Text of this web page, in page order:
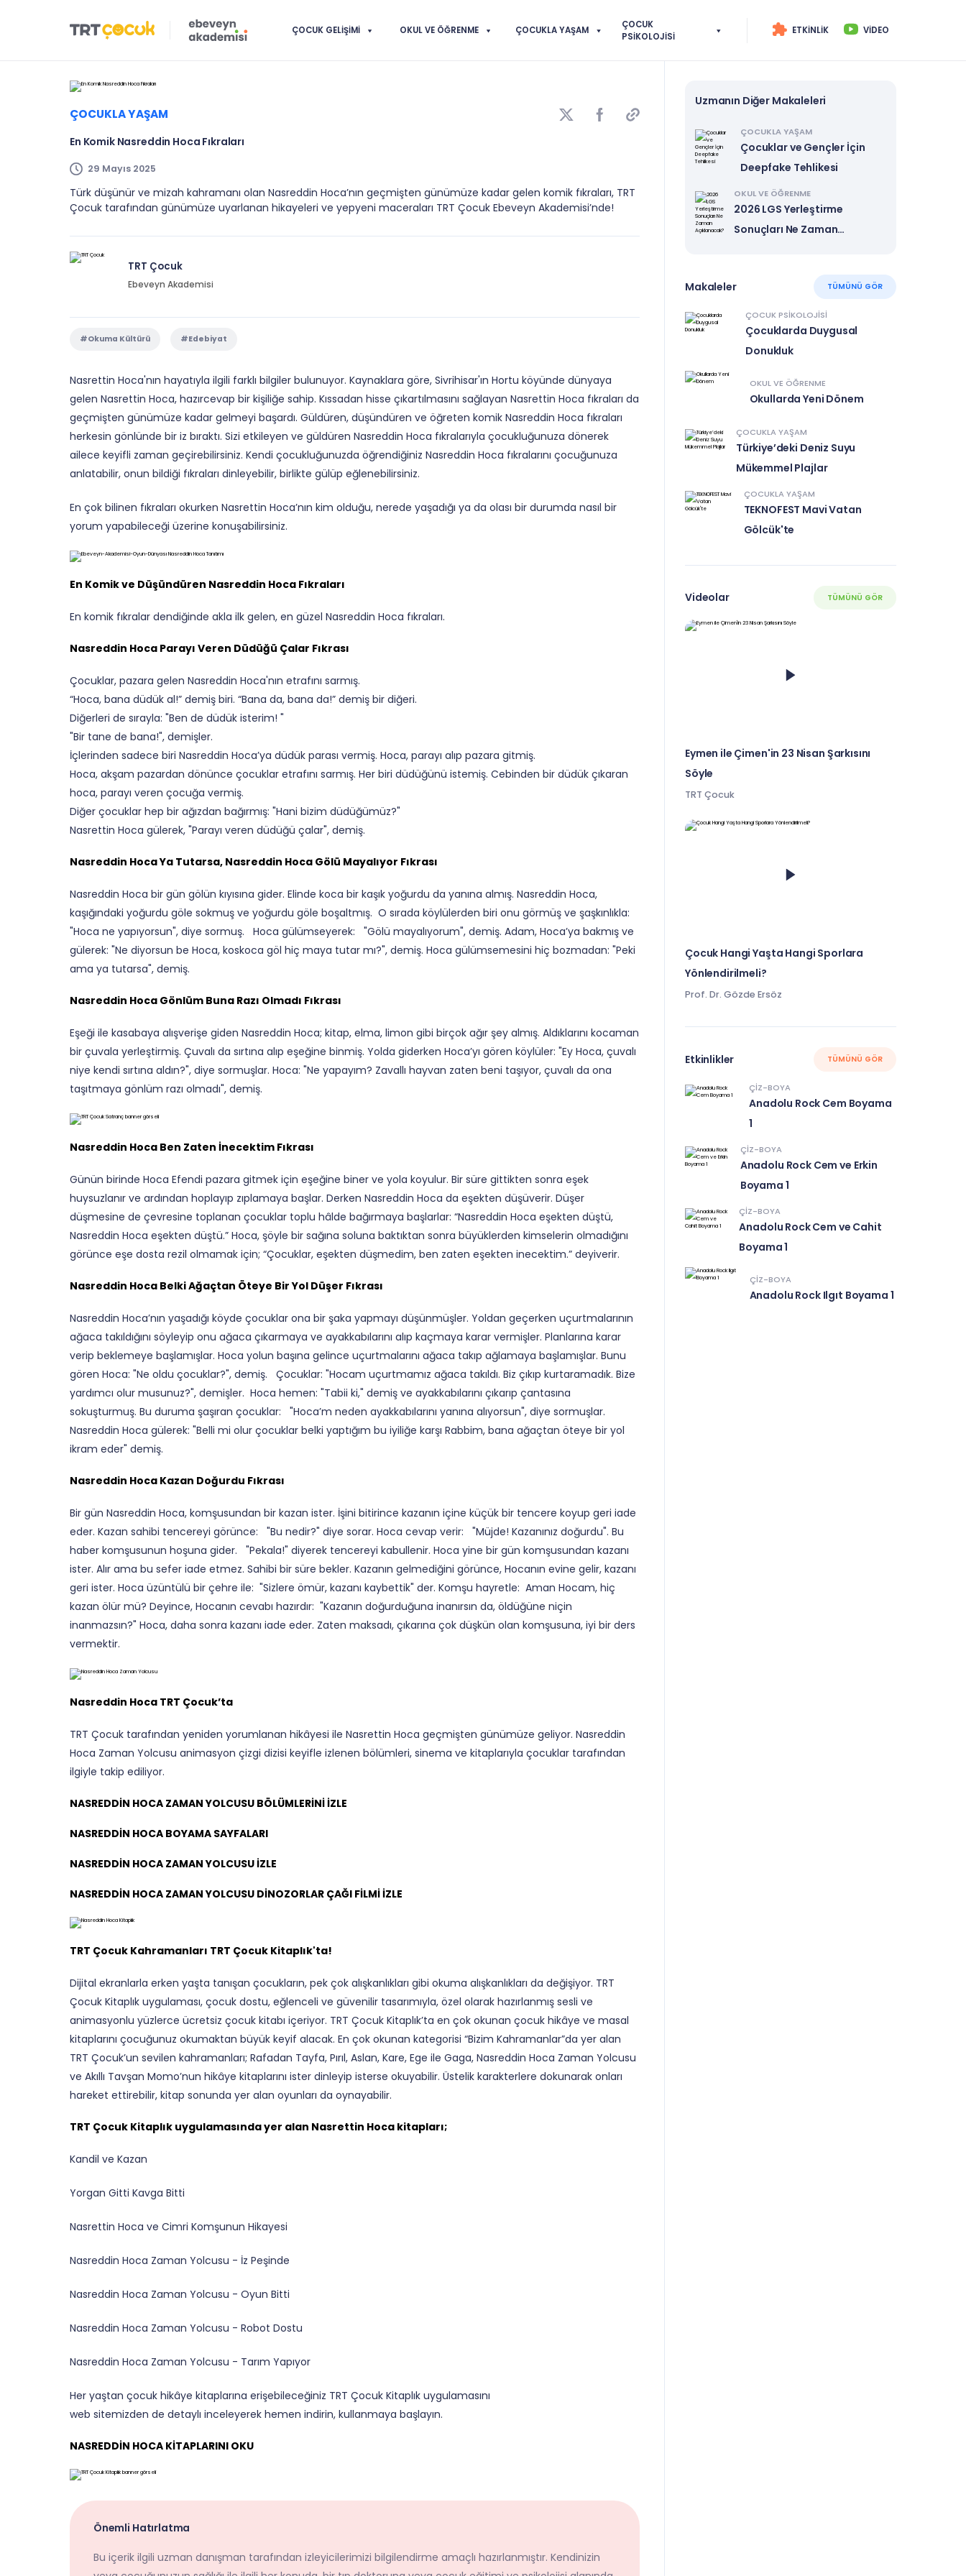
ÇOCUK GELIŞIMI OKUL VE ÖĞRENME ÇOCUKLA YAŞAM
ÇOCUK
PSIKOLOJISI
ETKINLIK VIDEO
ÇOCUKLA YAŞAM
En Komik Nasreddin Hoca Fıkraları
29 Mayıs 2025
Türk düşünür ve mizah kahramanı olan Nasreddin Hoca’nın geçmişten günümüze kadar gelen komik fıkraları, TRT
Çocuk tarafından günümüze uyarlanan hikayeleri ve yepyeni maceraları TRT Çocuk Ebeveyn Akademisi’nde!
TRT Çocuk
Ebeveyn Akademisi
#Okuma Kültürü #Edebiyat
Nasrettin Hoca'nın hayatıyla ilgili farklı bilgiler bulunuyor. Kaynaklara göre, Sivrihisar'ın Hortu köyünde dünyaya
gelen Nasrettin Hoca, hazırcevap bir kişiliğe sahip. Kıssadan hisse çıkartılmasını sağlayan Nasrettin Hoca fıkraları da
geçmişten günümüze kadar gelmeyi başardı. Güldüren, düşündüren ve öğreten komik Nasreddin Hoca fıkraları
herkesin gönlünde bir iz bıraktı. Sizi etkileyen ve güldüren Nasreddin Hoca fıkralarıyla çocukluğunuza dönerek
ailece keyifli zaman geçirebilirsiniz. Kendi çocukluğunuzda öğrendiğiniz Nasreddin Hoca fıkralarını çocuğunuza
anlatabilir, onun bildiği fıkraları dinleyebilir, birlikte gülüp eğlenebilirsiniz.
En çok bilinen fıkraları okurken Nasrettin Hoca’nın kim olduğu, nerede yaşadığı ya da olası bir durumda nasıl bir
yorum yapabileceği üzerine konuşabilirsiniz.
En Komik ve Düşündüren Nasreddin Hoca Fıkraları
En komik fıkralar dendiğinde akla ilk gelen, en güzel Nasreddin Hoca fıkraları.
Nasreddin Hoca Parayı Veren Düdüğü Çalar Fıkrası
Çocuklar, pazara gelen Nasreddin Hoca'nın etrafını sarmış.
“Hoca, bana düdük al!” demiş biri. “Bana da, bana da!” demiş bir diğeri.
Diğerleri de sırayla: "Ben de düdük isterim! "
"Bir tane de bana!", demişler.
İçlerinden sadece biri Nasreddin Hoca’ya düdük parası vermiş. Hoca, parayı alıp pazara gitmiş.
Hoca, akşam pazardan dönünce çocuklar etrafını sarmış. Her biri düdüğünü istemiş. Cebinden bir düdük çıkaran
hoca, parayı veren çocuğa vermiş.
Diğer çocuklar hep bir ağızdan bağırmış: "Hani bizim düdüğümüz?"
Nasrettin Hoca gülerek, "Parayı veren düdüğü çalar", demiş.
Nasreddin Hoca Ya Tutarsa, Nasreddin Hoca Gölü Mayalıyor Fıkrası
Nasreddin Hoca bir gün gölün kıyısına gider. Elinde koca bir kaşık yoğurdu da yanına almış. Nasreddin Hoca,
kaşığındaki yoğurdu göle sokmuş ve yoğurdu göle boşaltmış. O sırada köylülerden biri onu görmüş ve şaşkınlıkla:
"Hoca ne yapıyorsun", diye sormuş. Hoca gülümseyerek: "Gölü mayalıyorum", demiş. Adam, Hoca’ya bakmış ve
gülerek: "Ne diyorsun be Hoca, koskoca göl hiç maya tutar mı?", demiş. Hoca gülümsemesini hiç bozmadan: "Peki
ama ya tutarsa", demiş.
Nasreddin Hoca Gönlüm Buna Razı Olmadı Fıkrası
Eşeği ile kasabaya alışverişe giden Nasreddin Hoca; kitap, elma, limon gibi birçok ağır şey almış. Aldıklarını kocaman
bir çuvala yerleştirmiş. Çuvalı da sırtına alıp eşeğine binmiş. Yolda giderken Hoca’yı gören köylüler: "Ey Hoca, çuvalı
niye kendi sırtına aldın?", diye sormuşlar. Hoca: "Ne yapayım? Zavallı hayvan zaten beni taşıyor, çuvalı da ona
taşıtmaya gönlüm razı olmadı", demiş.
Nasreddin Hoca Ben Zaten İnecektim Fıkrası
Günün birinde Hoca Efendi pazara gitmek için eşeğine biner ve yola koyulur. Bir süre gittikten sonra eşek
huysuzlanır ve ardından hoplayıp zıplamaya başlar. Derken Nasreddin Hoca da eşekten düşüverir. Düşer
düşmesine de çevresine toplanan çocuklar toplu hâlde bağırmaya başlarlar: “Nasreddin Hoca eşekten düştü,
Nasreddin Hoca eşekten düştü.” Hoca, şöyle bir sağına soluna baktıktan sonra büyüklerden kimselerin olmadığını
görünce eşe dosta rezil olmamak için; “Çocuklar, eşekten düşmedim, ben zaten eşekten inecektim.” deyiverir.
Nasreddin Hoca Belki Ağaçtan Öteye Bir Yol Düşer Fıkrası
Nasreddin Hoca’nın yaşadığı köyde çocuklar ona bir şaka yapmayı düşünmüşler. Yoldan geçerken uçurtmalarının
ağaca takıldığını söyleyip onu ağaca çıkarmaya ve ayakkabılarını alıp kaçmaya karar vermişler. Planlarına karar
verip beklemeye başlamışlar. Hoca yolun başına gelince uçurtmalarını ağaca takıp ağlamaya başlamışlar. Bunu
gören Hoca: "Ne oldu çocuklar?", demiş. Çocuklar: "Hocam uçurtmamız ağaca takıldı. Biz çıkıp kurtaramadık. Bize
yardımcı olur musunuz?", demişler. Hoca hemen: "Tabii ki," demiş ve ayakkabılarını çıkarıp çantasına
sokuşturmuş. Bu duruma şaşıran çocuklar: "Hoca’m neden ayakkabılarını yanına alıyorsun", diye sormuşlar.
Nasreddin Hoca gülerek: "Belli mi olur çocuklar belki yaptığım bu iyiliğe karşı Rabbim, bana ağaçtan öteye bir yol
ikram eder" demiş.
Nasreddin Hoca Kazan Doğurdu Fıkrası
Bir gün Nasreddin Hoca, komşusundan bir kazan ister. İşini bitirince kazanın içine küçük bir tencere koyup geri iade
eder. Kazan sahibi tencereyi görünce: "Bu nedir?" diye sorar. Hoca cevap verir: "Müjde! Kazanınız doğurdu". Bu
haber komşusunun hoşuna gider. "Pekala!" diyerek tencereyi kabullenir. Hoca yine bir gün komşusundan kazanı
ister. Alır ama bu sefer iade etmez. Sahibi bir süre bekler. Kazanın gelmediğini görünce, Hocanın evine gelir, kazanı
geri ister. Hoca üzüntülü bir çehre ile: "Sizlere ömür, kazanı kaybettik" der. Komşu hayretle: Aman Hocam, hiç
kazan ölür mü? Deyince, Hocanın cevabı hazırdır: "Kazanın doğurduğuna inanırsın da, öldüğüne niçin
inanmazsın?" Hoca, daha sonra kazanı iade eder. Zaten maksadı, çıkarına çok düşkün olan komşusuna, iyi bir ders
vermektir.
Nasreddin Hoca TRT Çocuk’ta
TRT Çocuk tarafından yeniden yorumlanan hikâyesi ile Nasrettin Hoca geçmişten günümüze geliyor. Nasreddin
Hoca Zaman Yolcusu animasyon çizgi dizisi keyifle izlenen bölümleri, sinema ve kitaplarıyla çocuklar tarafından
ilgiyle takip ediliyor.
NASREDDİN HOCA ZAMAN YOLCUSU BÖLÜMLERİNİ İZLE
NASREDDİN HOCA BOYAMA SAYFALARI
NASREDDİN HOCA ZAMAN YOLCUSU İZLE
NASREDDİN HOCA ZAMAN YOLCUSU DİNOZORLAR ÇAĞI FİLMİ İZLE
TRT Çocuk Kahramanları TRT Çocuk Kitaplık'ta!
Dijital ekranlarla erken yaşta tanışan çocukların, pek çok alışkanlıkları gibi okuma alışkanlıkları da değişiyor. TRT
Çocuk Kitaplık uygulaması, çocuk dostu, eğlenceli ve güvenilir tasarımıyla, özel olarak hazırlanmış sesli ve
animasyonlu yüzlerce ücretsiz çocuk kitabı içeriyor. TRT Çocuk Kitaplık’ta en çok okunan çocuk hikâye ve masal
kitaplarını çocuğunuz okumaktan büyük keyif alacak. En çok okunan kategorisi “Bizim Kahramanlar”da yer alan
TRT Çocuk’un sevilen kahramanları; Rafadan Tayfa, Pırıl, Aslan, Kare, Ege ile Gaga, Nasreddin Hoca Zaman Yolcusu
ve Akıllı Tavşan Momo’nun hikâye kitaplarını ister dinleyip isterse okuyabilir. Üstelik karakterlere dokunarak onları
hareket ettirebilir, kitap sonunda yer alan oyunları da oynayabilir.
TRT Çocuk Kitaplık uygulamasında yer alan Nasrettin Hoca kitapları;
Kandil ve Kazan
Yorgan Gitti Kavga Bitti
Nasrettin Hoca ve Cimri Komşunun Hikayesi
Nasreddin Hoca Zaman Yolcusu - İz Peşinde
Nasreddin Hoca Zaman Yolcusu - Oyun Bitti
Nasreddin Hoca Zaman Yolcusu - Robot Dostu
Nasreddin Hoca Zaman Yolcusu - Tarım Yapıyor
Her yaştan çocuk hikâye kitaplarına erişebileceğiniz TRT Çocuk Kitaplık uygulamasını
web sitemizden de detaylı inceleyerek hemen indirin, kullanmaya başlayın.
NASREDDİN HOCA KİTAPLARINI OKU
Önemli Hatırlatma
Bu içerik ilgili uzman danışman tarafından izleyicilerimizi bilgilendirme amaçlı hazırlanmıştır. Kendinizin
Uzmanın Diğer Makaleleri
ÇOCUKLA YAŞAM
Çocuklar ve Gençler İçin
Deepfake Tehlikesi
OKUL VE ÖĞRENME
2026 LGS Yerleştirme
Sonuçları Ne Zaman
Makaleler TÜMÜNÜ GÖR
ÇOCUK PSIKOLOJISI
Çocuklarda Duygusal
Donukluk
OKUL VE ÖĞRENME
Okullarda Yeni Dönem
ÇOCUKLA YAŞAM
Türkiye’deki Deniz Suyu
Mükemmel Plajlar
ÇOCUKLA YAŞAM
TEKNOFEST Mavi Vatan
Gölcük'te
Videolar TÜMÜNÜ GÖR
Eymen ile Çimen'in 23 Nisan Şarkısını
Söyle
TRT Çocuk
Çocuk Hangi Yaşta Hangi Sporlara
Yönlendirilmeli?
Prof. Dr. Gözde Ersöz
Etkinlikler TÜMÜNÜ GÖR
ÇIZ-BOYA
Anadolu Rock Cem Boyama
1
ÇIZ-BOYA
Anadolu Rock Cem ve Erkin
Boyama 1
ÇIZ-BOYA
Anadolu Rock Cem ve Cahit
Boyama 1
ÇIZ-BOYA
Anadolu Rock Ilgıt Boyama 1